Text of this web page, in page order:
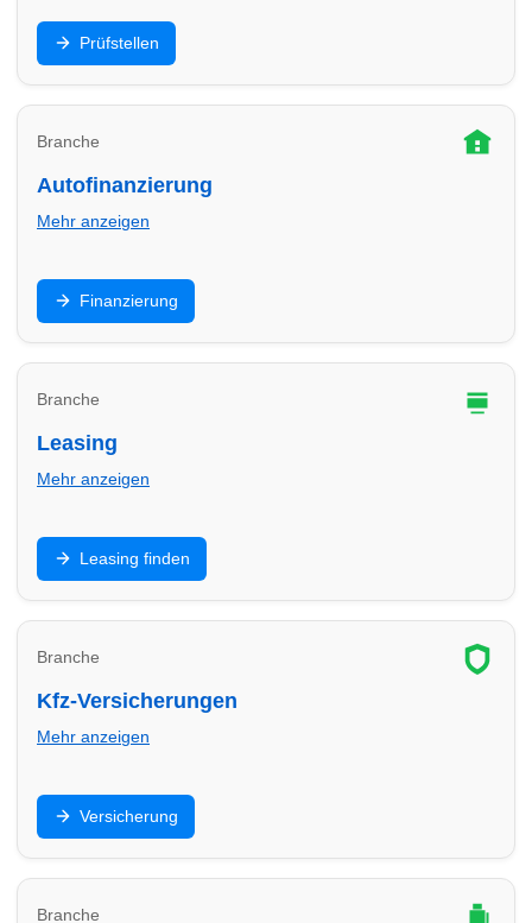
HU/AU, Eintragung, Sicherheitschecks: Finde
Prüfstellen in Bocholt und plane Termine für
Hauptuntersuchung & Gutachten.
Prüfstellen
Branche
Autofinanzierung
Mehr anzeigen
Ratenkredit, Ballonfinanzierung oder
Händlerfinanzierung: Vergleiche Angebote in Bocholt
und finde passende Partner für dein Budget.
Finanzierung
Branche
Leasing
Mehr anzeigen
Privat- oder Gewerbeleasing: Finde Leasinganbieter
in Bocholt und vergleiche Laufzeit, Rate, Kilometer
und Service.
Leasing finden
Branche
Kfz-Versicherungen
Mehr anzeigen
Haftpflicht, Teilkasko, Vollkasko: Finde
Versicherungsberater in Bocholt und optimiere Preis,
Leistungen und Selbstbeteiligung.
Versicherung
Branche